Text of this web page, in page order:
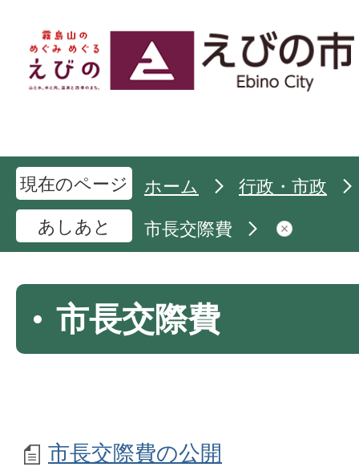
現在のページ ホーム
行政・市政
あしあと
市長交際費
市長交際費
市長交際費の公開